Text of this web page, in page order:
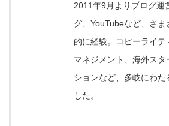
2011年9月よりブログ運
グ、YouTubeなど、さ
的に経験。コピーライテ
マネジメント、海外ス
ションなど、多岐にわた
した。